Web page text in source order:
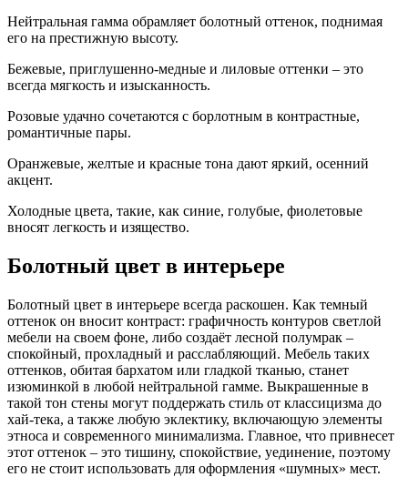
Нейтральная гамма обрамляет болотный оттенок, поднимая
его на престижную высоту.
Бежевые, приглушенно-медные и лиловые оттенки – это
всегда мягкость и изысканность.
Розовые удачно сочетаются с борлотным в контрастные,
романтичные пары.
Оранжевые, желтые и красные тона дают яркий, осенний
акцент.
Холодные цвета, такие, как синие, голубые, фиолетовые
вносят легкость и изящество.
Болотный цвет в интерьере
Болотный цвет в интерьере всегда раскошен. Как темный
оттенок он вносит контраст: графичность контуров светлой
мебели на своем фоне, либо создаёт лесной полумрак –
спокойный, прохладный и расслабляющий. Мебель таких
оттенков, обитая бархатом или гладкой тканью, станет
изюминкой в любой нейтральной гамме. Выкрашенные в
такой тон стены могут поддержать стиль от классицизма до
хай-тека, а также любую эклектику, включающую элементы
этноса и современного минимализма. Главное, что привнесет
этот оттенок – это тишину, спокойствие, уединение, поэтому
его не стоит использовать для оформления «шумных» мест.